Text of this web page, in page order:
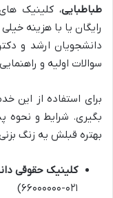
طباطبایی، کلینیک
رایگان یا با هزینه
دانشجویان ارشد و
سوالات اولیه و
برای استفاده از این
بگیری. شرایط و نحوه
بهتره قبلش یه زنگ
کلینیک حقوقی
۰۲۱-۶۶۰۰۰۰۰۰)